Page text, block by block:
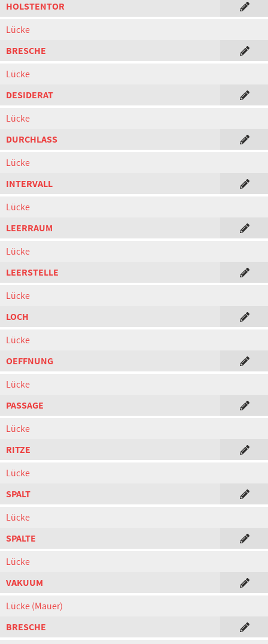
HOLSTENTOR
Lücke
BRESCHE
Lücke
DESIDERAT
Lücke
DURCHLASS
Lücke
INTERVALL
Lücke
LEERRAUM
Lücke
LEERSTELLE
Lücke
LOCH
Lücke
OEFFNUNG
Lücke
PASSAGE
Lücke
RITZE
Lücke
SPALT
Lücke
SPALTE
Lücke
VAKUUM
Lücke (Mauer)
BRESCHE